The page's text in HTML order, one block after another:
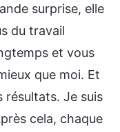
surprise, elle
du travail
et vous
que moi. Et
résultats. Je suis
cela, chaque